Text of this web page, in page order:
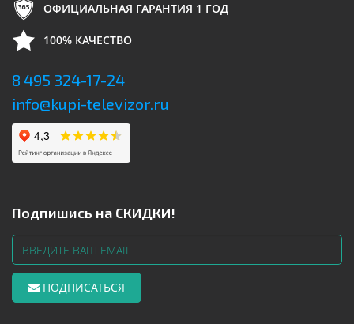
ОФИЦИАЛЬНАЯ ГАРАНТИЯ 1 ГОД
100% КАЧЕСТВО
8 495 324-17-24
info@kupi-televizor.ru
Подпишись на СКИДКИ!
ПОДПИСАТЬСЯ